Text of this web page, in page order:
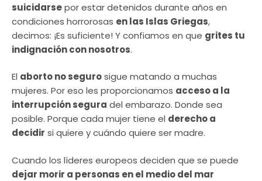
suicidarsepor estar detenidos durante años en
condiciones horrorosas en las Islas Griegas,
decimos: ¡Es suficiente! Y confiamos en que grites tu
indignación con nosotros.
El aborto no segurosigue matando a muchas
mujeres. Por eso les proporcionamos acceso a la
interrupción segura del embarazo. Donde sea
posible. Porque cada mujer tiene el derecho a
decidir si quiere y cuándo quiere ser madre.
Cuando los líderes europeos deciden que se puede
dejar morir a personas en el medio del mar